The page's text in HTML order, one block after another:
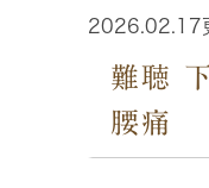
2026.02.17
難聴
腰痛